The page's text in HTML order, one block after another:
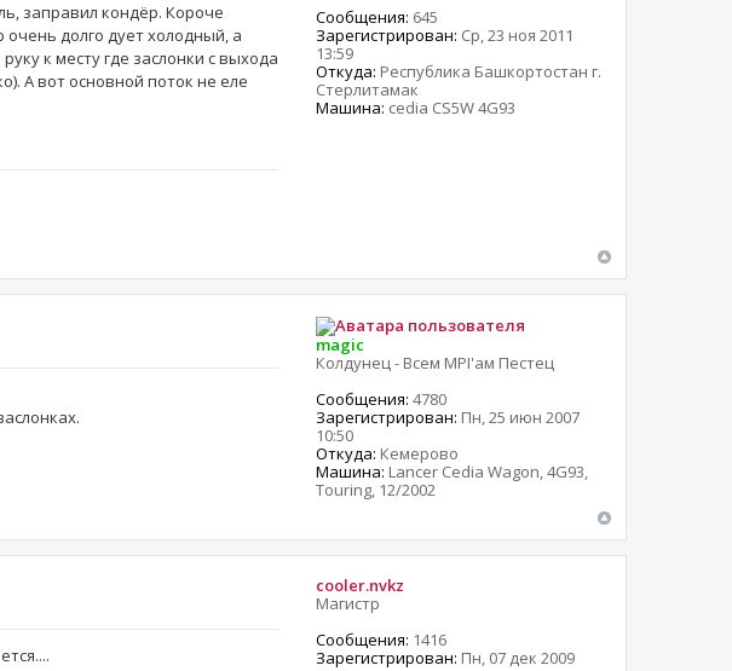
заправил кондёр. Короче
долго дует холодный, а
к месту где заслонки с выхода
А вот основной поток не еле
Сообщения: 645
Зарегистрирован: Ср, 23 ноя 2011
13:59
Откуда: Республика Башкортостан г.
Стерлитамак
Машина: cedia CS5W 4G93
magic
Колдунец - Всем MPI'ам Пестец
Сообщения: 4780
Зарегистрирован: Пн, 25 июн 2007
10:50
Откуда: Кемерово
Машина: Lancer Cedia Wagon, 4G93,
Touring, 12/2002
cooler.nvkz
Магистр
Сообщения: 1416
Зарегистрирован: Пн, 07 дек 2009